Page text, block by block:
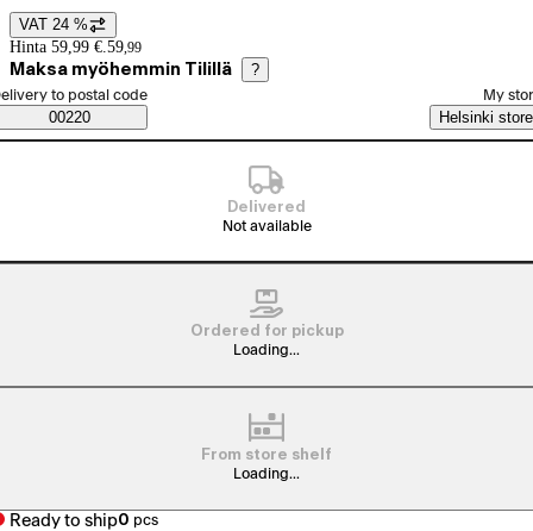
Price details
VAT 24 %
Hinta 59,99 €. 59,99
Maksa myöhemmin Tilillä ?
Saatavuustiedot
order method
to postal code
00220
My
Helsinki store
Delivered
Not available
Ordered for pickup
Loading...
From store shelf
Loading...
Ready to ship0 pcs